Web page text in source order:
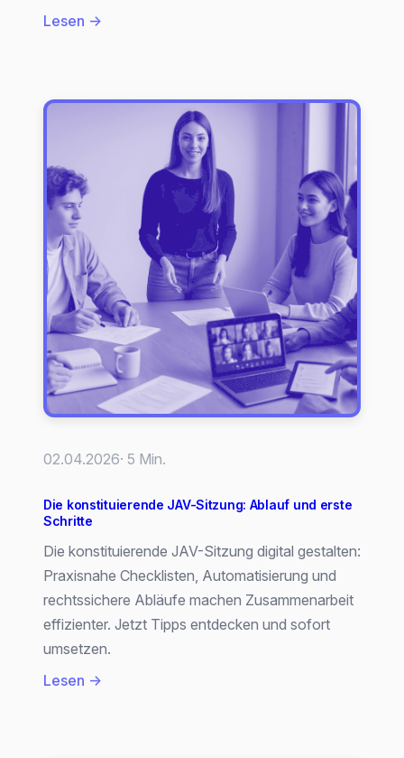
Lesen →
Agenturen:
02.04.2026· 5 Min.
Die konstituierende JAV-Sitzung: Ablauf und erste
Schritte
Die konstituierende JAV-Sitzung digital gestalten:
Praxisnahe Checklisten, Automatisierung und
rechtssichere Abläufe machen Zusammenarbeit
effizienter. Jetzt Tipps entdecken und sofort
umsetzen.
Lesen →